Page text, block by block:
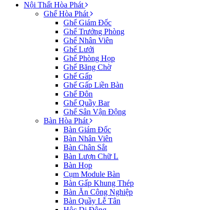
Nội Thất Hòa Phát
Ghế Hòa Phát
Ghế Giám Đốc
Ghế Trưởng Phòng
Ghế Nhân Viên
Ghế Lưới
Ghế Phòng Họp
Ghế Băng Chờ
Ghế Gấp
Ghế Gấp Liền Bàn
Ghế Đôn
Ghế Quầy Bar
Ghế Sân Vận Động
Bàn Hòa Phát
Bàn Giám Đốc
Bàn Nhân Viên
Bàn Chân Sắt
Bàn Lượn Chữ L
Bàn Họp
Cụm Module Bàn
Bàn Gấp Khung Thép
Bàn Ăn Công Nghiệp
Bàn Quầy Lễ Tân